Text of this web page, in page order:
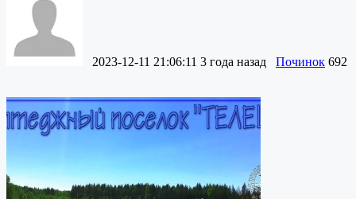
2023-12-11 21:06:11 3 года назад Починок 692